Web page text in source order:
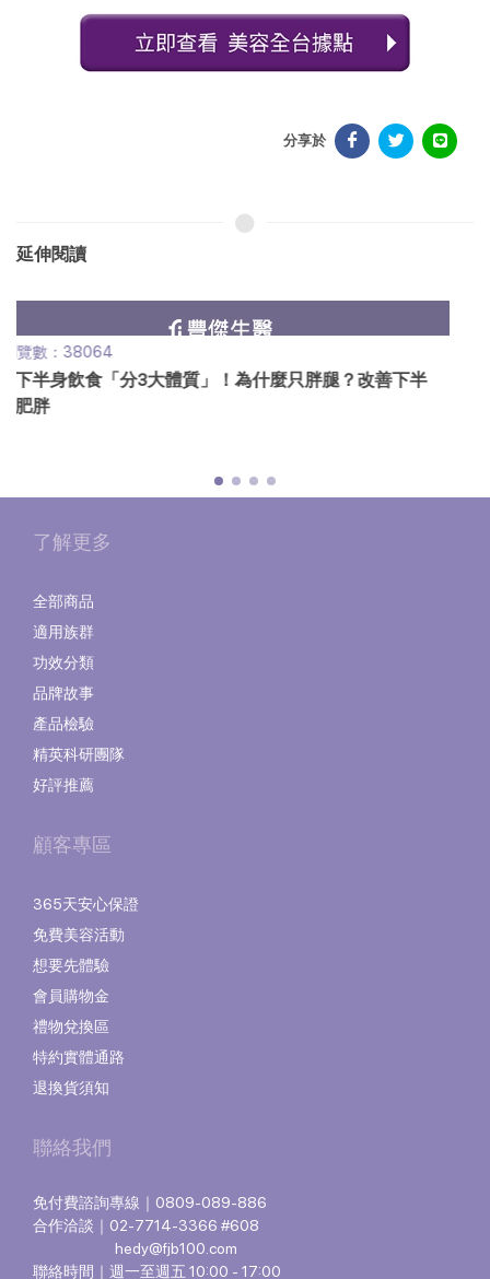
分享於
延伸閱讀
瀏覽數：5033
益生菌推薦：史上最完整挑選指南，營養師公開10大關鍵
原則
了解更多
全部商品
適用族群
功效分類
品牌故事
產品檢驗
精英科研團隊
好評推薦
顧客專區
365天安心保證
免費美容活動
想要先體驗
會員購物金
禮物兌換區
特約實體通路
退換貨須知
聯絡我們
免付費諮詢專線｜0809-089-886
合作洽談｜02-7714-3366 #608
hedy@fjb100.com
聯絡時間｜週一至週五 10:00 - 17:00